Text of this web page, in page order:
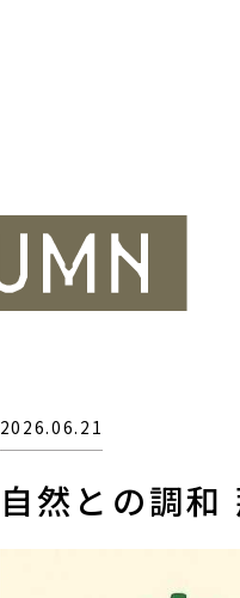
自然との調
2026.06.21